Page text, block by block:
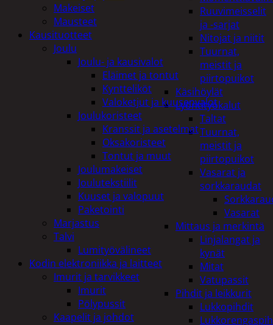
Ruuvimeisselit
ja -sarjat
Nitojat ja niitit
Tuurnat,
meistit ja
piirtopuikot
Käsihöylät
Lyöntityökalut
Taltat
Tuurnat,
meistit ja
piirtopuikot
Vasarat ja
sorkkaraudat
Vasarat
Mittaus ja merkintä
Linjalangat ja
kynät
Mitat
Vatupassit
Pihdit ja leikkurit
Lukkopihdit
Makeiset
Mausteet
Kausituotteet
Joulu
Joulu- ja kausivalot
Eläimet ja tontut
Kyntteliköt
Valoketjut ja kuusenvalot
Joulukoristeet
Kranssit ja asetelmat
Oksakoristeet
Tontut ja muut
Joulumakeiset
Joulutekstiilit
Kuuset ja valopuut
Paketointi
Marjastus
Talvi
Lumityövälineet
Kodin elektroniikka ja laitteet
Imurit ja tarvikkeet
Imurit
Pölypussit
Kaapelit ja johdot